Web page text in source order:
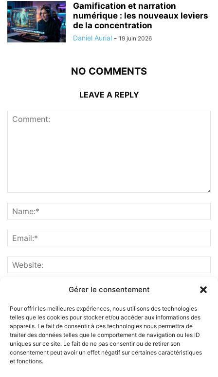
Gérer le consentement
Pour offrir les meilleures expériences, nous utilisons des technologies
telles que les cookies pour stocker et/ou accéder aux informations des
appareils. Le fait de consentir à ces technologies nous permettra de
traiter des données telles que le comportement de navigation ou les ID
uniques sur ce site. Le fait de ne pas consentir ou de retirer son
consentement peut avoir un effet négatif sur certaines caractéristiques
et fonctions.
Gamification et narration
numérique : les nouveaux leviers
de la concentration
Daniel Aurial - 19 juin 2026
NO COMMENTS
LEAVE A REPLY